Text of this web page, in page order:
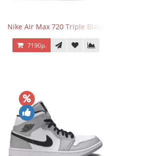
Nike Air Max 720 Triple Black
7190р.